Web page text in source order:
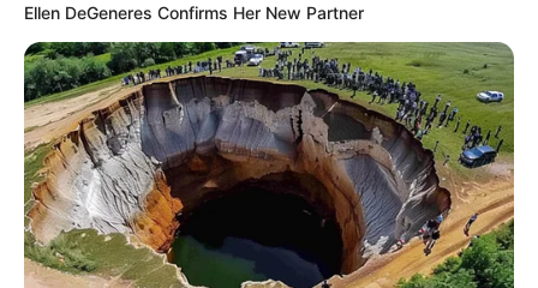
Ellen DeGeneres Confirms Her New Partner